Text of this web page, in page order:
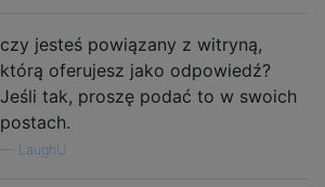
czy jesteś powiązany z witryną,
którą oferujesz jako odpowiedź?
Jeśli tak, proszę podać to w swoich
postach.
LaughU